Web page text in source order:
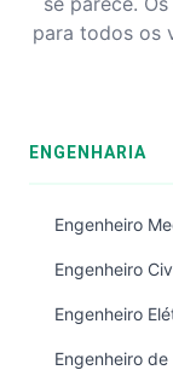
para todos os
ENGENHARIA
Engenheiro
Engenheiro
Engenheiro
Engenheiro